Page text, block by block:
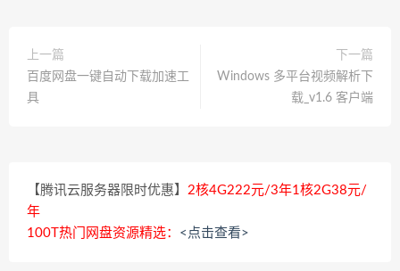
上一篇
百度网盘一键自动下载加速工
具
下一篇
Windows 多平台视频解析下
载_v1.6 客户端
【腾讯云服务器限时优惠】 2核4G222元/3年1核2G38元/
年
100T热门网盘资源精选： <点击查看>